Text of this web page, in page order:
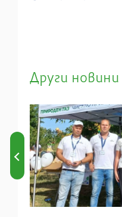
Други новини